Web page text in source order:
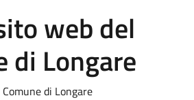
web del
di Longare
di Longare